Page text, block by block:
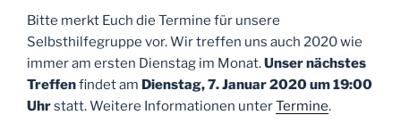
Bitte merkt Euch die Termine für unsere
Selbsthilfegruppe vor. Wir treffen uns auch 2020 wie
immer am ersten Dienstag im Monat.Unser nächstes
Treffenfindet am Dienstag, 7. Januar 2020 um 19:00
Uhrstatt. Weitere Informationen unterTermine.